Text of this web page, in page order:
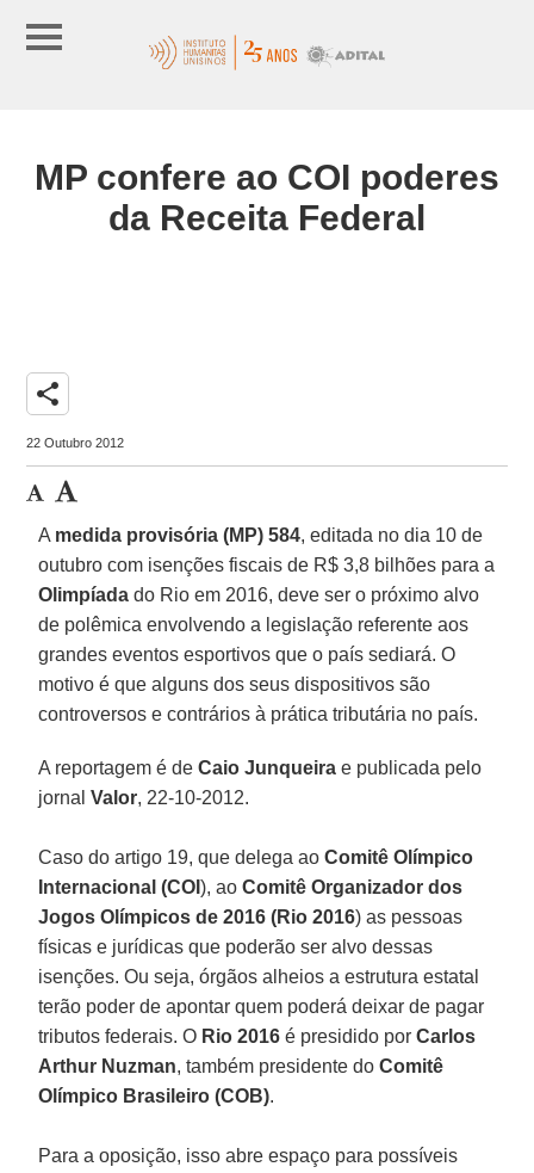
MP confere ao COI poderes
da Receita Federal
share
22 Outubro 2012
A medida provisória (MP) 584, editada no dia 10 de
outubro com isenções fiscais de R$ 3,8 bilhões para a
Olimpíadado Rio em 2016, deve ser o próximo alvo
de polêmica envolvendo a legislação referente aos
grandes eventos esportivos que o país sediará. O
motivo é que alguns dos seus dispositivos são
controversos e contrários à prática tributária no país.
A reportagem é deCaio Junqueira e publicada pelo
jornalValor, 22-10-2012.
Caso do artigo 19, que delega aoComitê Olímpico
Internacional (COI), aoComitê Organizador dos
Jogos Olímpicos de 2016 (Rio 2016) as pessoas
físicas e jurídicas que poderão ser alvo dessas
isenções. Ou seja, órgãos alheios a estrutura estatal
terão poder de apontar quem poderá deixar de pagar
tributos federais. O Rio 2016 é presidido porCarlos
Arthur Nuzman, também presidente doComitê
Olímpico Brasileiro (COB).
Para a oposição, isso abre espaço para possíveis